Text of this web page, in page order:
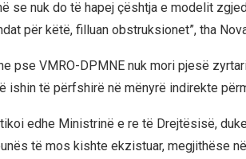
se nuk do të hapej çështja e modelit
për këtë, filluan obstruksionet”, tha
pse VMRO-DPMNE nuk mori pjesë
ishin të përfshirë në mënyrë indirekte
edhe Ministrinë e re të Drejtësisë,
të mos kishte ekzistuar, megjithëse